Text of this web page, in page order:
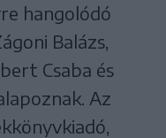
hangolódó
Balázs,
Csaba és
Az